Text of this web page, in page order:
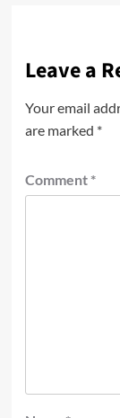
Leave a
Your email
are marked *
Comment *